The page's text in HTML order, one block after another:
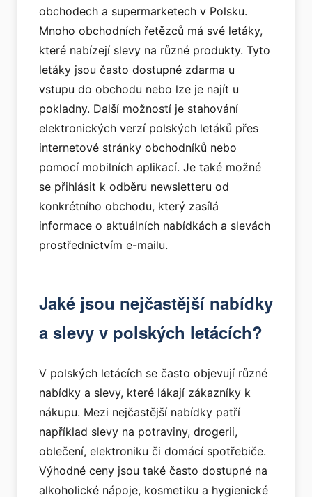
obchodech a supermarketech v Polsku.
Mnoho obchodních řetězců má své letáky,
které nabízejí slevy na různé produkty. Tyto
letáky jsou často dostupné zdarma u
vstupu do obchodu nebo lze je najít u
pokladny. Další možností je stahování
elektronických verzí polských letáků přes
internetové stránky obchodníků nebo
pomocí mobilních aplikací. Je také možné
se přihlásit k odběru newsletteru od
konkrétního obchodu, který zasílá
informace o aktuálních nabídkách a slevách
prostřednictvím e-mailu.
Jaké jsou nejčastější nabídky
a slevy v polských letácích?
V polských letácích se často objevují různé
nabídky a slevy, které lákají zákazníky k
nákupu. Mezi nejčastější nabídky patří
například slevy na potraviny, drogerii,
oblečení, elektroniku či domácí spotřebiče.
Výhodné ceny jsou také často dostupné na
alkoholické nápoje, kosmetiku a hygienické